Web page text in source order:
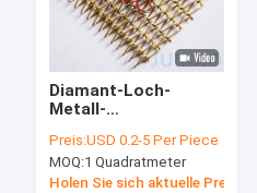
Diamant-Loch-
Metall-
Schwarz für Club-
Raum-Teiler 1,2 mm
Preis:USD 0.2-5 Per Piece
MOQ:1 Quadratmeter
Holen Sie sich aktuelle Preis